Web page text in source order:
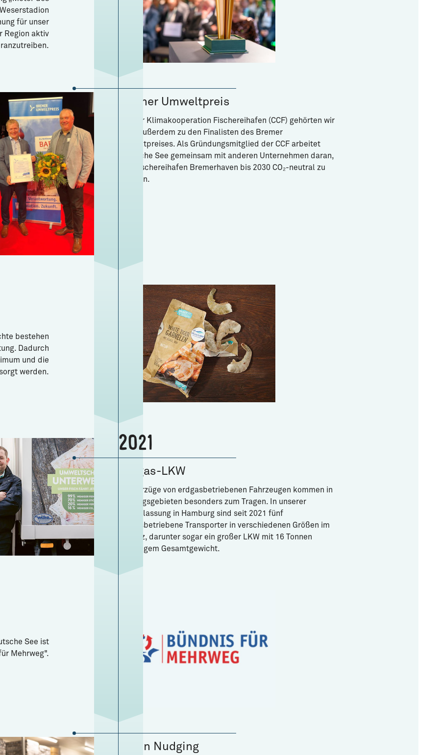
für unser
Region aktiv
Bremer Umweltpreis
Mit der Klimakooperation Fischereihafen (CCF) gehörten wir
2025 außerdem zu den Finalisten des Bremer
Umweltpreises. Als Gründungsmitglied der CCF arbeitet
Deutsche See gemeinsam mit anderen Unternehmen daran,
den Fischereihafen Bremerhaven bis 2030 CO₂-neutral zu
machen.
bestehen
Dadurch
und die
werden.
2021
Erdgas-LKW
Die Vorzüge von erdgasbetriebenen Fahrzeugen kommen in
Ballungsgebieten besonders zum Tragen. In unserer
Niederlassung in Hamburg sind seit 2021 fünf
erdgasbetriebene Transporter in verschiedenen Größen im
Einsatz, darunter sogar ein großer LKW mit 16 Tonnen
zulässigem Gesamtgewicht.
See ist
Mehrweg".
Green Nudging